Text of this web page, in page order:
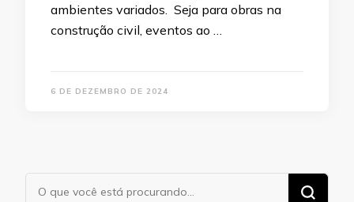
ambientes variados. Seja para obras na
construção civil, eventos ao …
6 DE DEZEMBRO DE 2024
Procurando